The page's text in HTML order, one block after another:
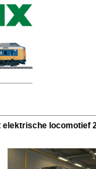
locomotief